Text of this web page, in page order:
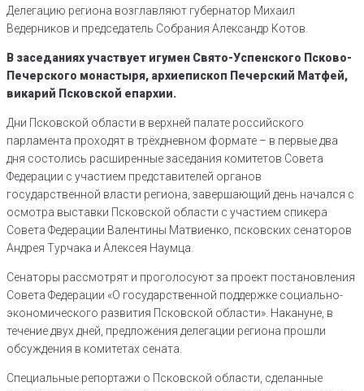
Делегацию региона возглавляют губернатор Михаил
Ведерников и председатель Собрания Александр Котов.
В заседаниях участвует игумен Свято-Успенского Псково-
Печерского монастыря, архиепископ Печерский Матфей,
викарий Псковской епархии.
Дни Псковской области в верхней палате российского
парламента проходят в трёхдневном формате – в первые два
дня состолись расширенные заседания комитетов Совета
Федерации с участием представителей органов
государственной власти региона, завершающий день начался с
осмотра выставки Псковской области с участием спикера
Совета Федерации Валентины Матвиенко, псковских сенаторов
Андрея Турчака и Алексея Наумца.
Сенаторы рассмотрят и проголосуют за проект постановления
Совета Федерации «О государственной поддержке социально-
экономического развития Псковской области». Накануне, в
течение двух дней, предложения делегации региона прошли
обсуждения в комитетах сената.
Специальные репортажи о Псковской области, сделанные